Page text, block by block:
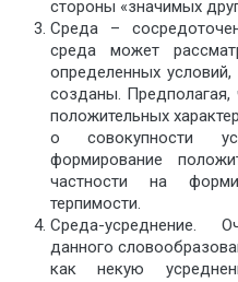
стороны «значимых
Среда –
среда может
определенных
созданы. Предполагая,
положительных
о совокупности
формирование
частности на
терпимости.
Среда-усреднение.
данного
как некую